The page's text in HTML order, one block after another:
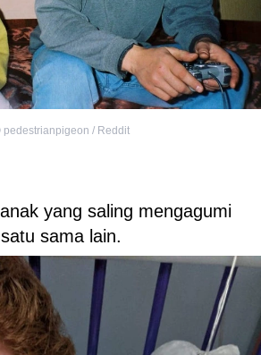
pedestrianpigeon / Reddit
yang saling mengagumi
satu sama lain.